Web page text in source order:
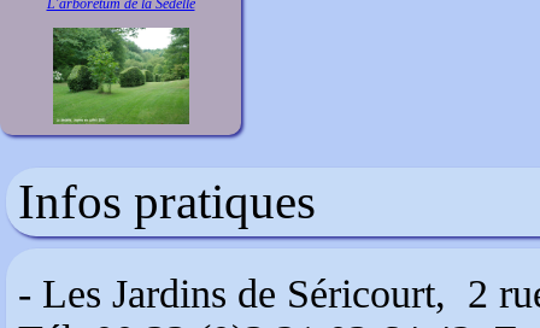
L'arboretum de la Sédelle
Infos pratiques
- Les Jardins de Séricourt, 2